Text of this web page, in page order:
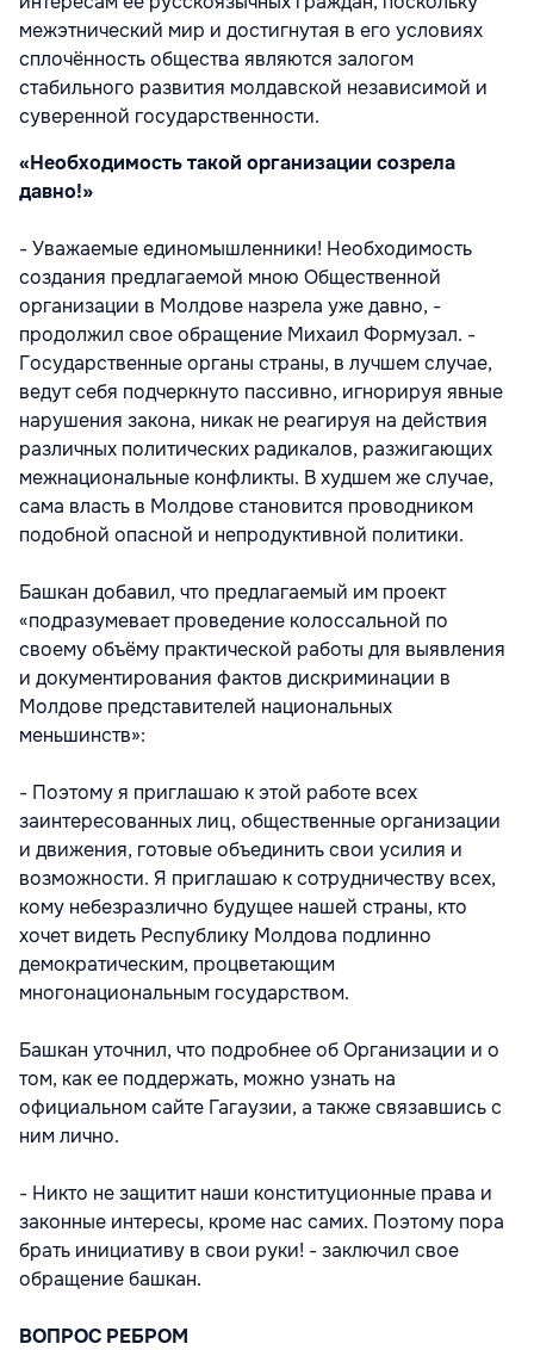
межэтнический мир и достигнутая в его условиях
сплочённость общества являются залогом
стабильного развития молдавской независимой и
суверенной государственности.
«Необходимость такой организации созрела
давно!»
- Уважаемые единомышленники! Необходимость
создания предлагаемой мною Общественной
организации в Молдове назрела уже давно, -
продолжил свое обращение Михаил Формузал. -
Государственные органы страны, в лучшем случае,
ведут себя подчеркнуто пассивно, игнорируя явные
нарушения закона, никак не реагируя на действия
различных политических радикалов, разжигающих
межнациональные конфликты. В худшем же случае,
сама власть в Молдове становится проводником
подобной опасной и непродуктивной политики.
Башкан добавил, что предлагаемый им проект
«подразумевает проведение колоссальной по
своему объёму практической работы для выявления
и документирования фактов дискриминации в
Молдове представителей национальных
меньшинств»:
- Поэтому я приглашаю к этой работе всех
заинтересованных лиц, общественные организации
и движения, готовые объединить свои усилия и
возможности. Я приглашаю к сотрудничеству всех,
кому небезразлично будущее нашей страны, кто
хочет видеть Республику Молдова подлинно
демократическим, процветающим
многонациональным государством.
Башкан уточнил, что подробнее об Организации и о
том, как ее поддержать, можно узнать на
официальном сайте Гагаузии, а также связавшись с
ним лично.
- Никто не защитит наши конституционные права и
законные интересы, кроме нас самих. Поэтому пора
брать инициативу в свои руки! - заключил свое
обращение башкан.
ВОПРОС РЕБРОМ